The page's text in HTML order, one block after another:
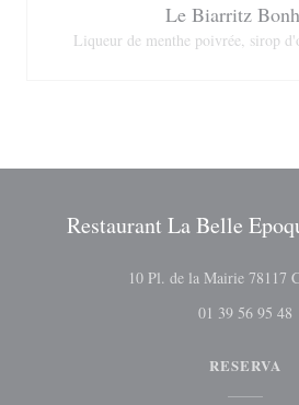
Le Biarritz
Liqueur de menthe poivrée, sirop
Restaurant La Belle
10 Pl. de la Mairie 78117
01 39 56 95 48
RESERVA